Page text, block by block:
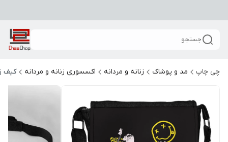
جستجو
چی چاپ مد و پوشاک زنانه و مردانه اکسسوری زنانه و مردانه کیف